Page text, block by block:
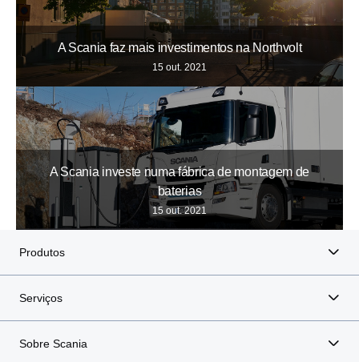
A Scania faz mais investimentos na Northvolt
15 out. 2021
A Scania investe numa fábrica de montagem de
baterias
15 out. 2021
Produtos
Serviços
Sobre Scania